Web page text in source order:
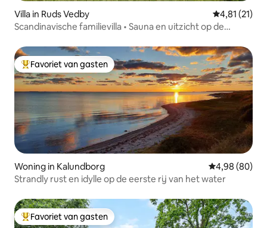
Villa in Ruds Vedby Gemiddelde
4,81 (21)
Scandinavische familievilla • Sauna en uitzicht op de
Topfavoriet van gasten
Favoriet van gasten
Woning in Kalundborg Gemiddelde
4,98 (80)
Strandly rust en idylle op de eerste rij van het water
Topfavoriet van gasten
Favoriet van gasten